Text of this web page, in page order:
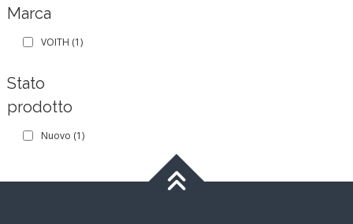
Marca
VOITH (1)
Stato
prodotto
Nuovo (1)